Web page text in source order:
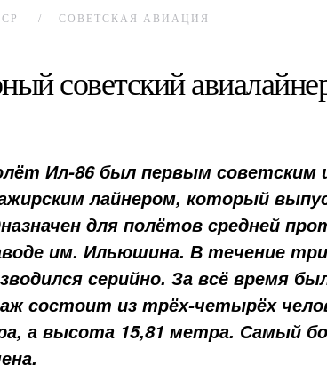
СОВЕТСКАЯ АВИАЦИЯ
советский
Ил-86 был первым
лайнером, который
для полётов средней
им. Ильюшина. В течение
серийно. За всё время
состоит из трёх-четырёх
а высота 15,81 метра. Самый